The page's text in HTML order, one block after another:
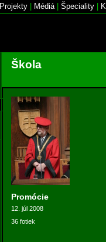
Projekty Médiá| Špeciality
Škola
Promócie
12. júl 2008
36 fotiek